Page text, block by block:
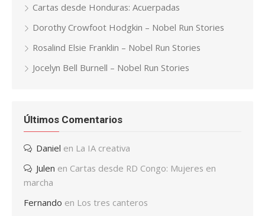
Cartas desde Honduras: Acuerpadas
Dorothy Crowfoot Hodgkin – Nobel Run Stories
Rosalind Elsie Franklin – Nobel Run Stories
Jocelyn Bell Burnell – Nobel Run Stories
Últimos Comentarios
Daniel en La IA creativa
Julen en Cartas desde RD Congo: Mujeres en
marcha
Fernando en Los tres canteros